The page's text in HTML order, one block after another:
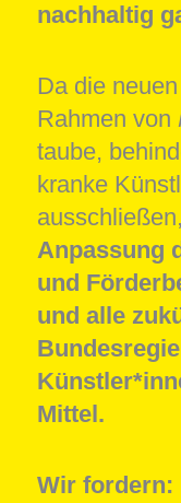
nachhaltig
Da die
Rahmen von
taube,
kranke
ausschließen,
Anpassung
und
und alle
Mittel.
Wir fordern: